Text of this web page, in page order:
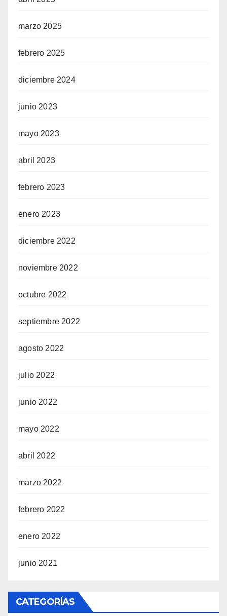
marzo 2025
febrero 2025
diciembre 2024
junio 2023
mayo 2023
abril 2023
febrero 2023
enero 2023
diciembre 2022
noviembre 2022
octubre 2022
septiembre 2022
agosto 2022
julio 2022
junio 2022
mayo 2022
abril 2022
marzo 2022
febrero 2022
enero 2022
junio 2021
CATEGORÍAS